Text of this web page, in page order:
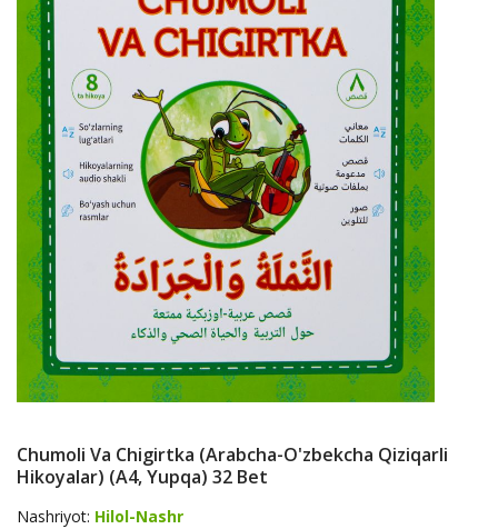
Chumoli Va Chigirtka (arabcha-O'zbekcha Qiziqarli
Hikoyalar) (А4, Yupqa) 32 Bet
Nashriyot: Hilol-Nashr